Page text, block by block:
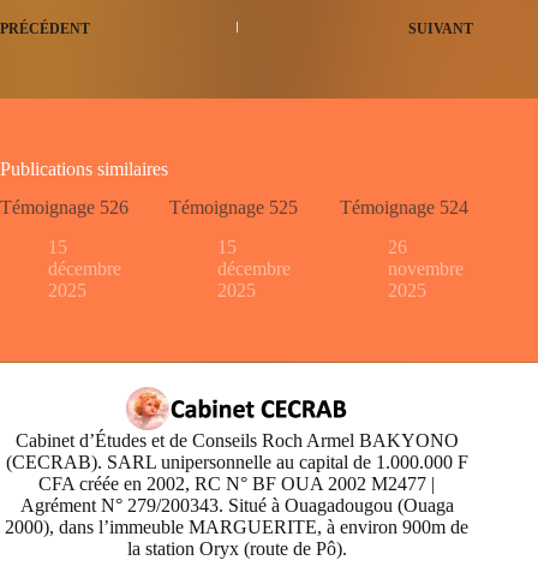
PRÉCÉDENT SUIVANT
Publications similaires
Témoignage 526
15
décembre
2025
Témoignage 525
15
décembre
2025
Témoignage 524
26
novembre
2025
Cabinet d’Études et de Conseils Roch Armel BAKYONO
(CECRAB). SARL unipersonnelle au capital de 1.000.000 F
CFA créée en 2002, RC N° BF OUA 2002 M2477 |
Agrément N° 279/200343. Situé à Ouagadougou (Ouaga
2000), dans l’immeuble MARGUERITE, à environ 900m de
la station Oryx (route de Pô).